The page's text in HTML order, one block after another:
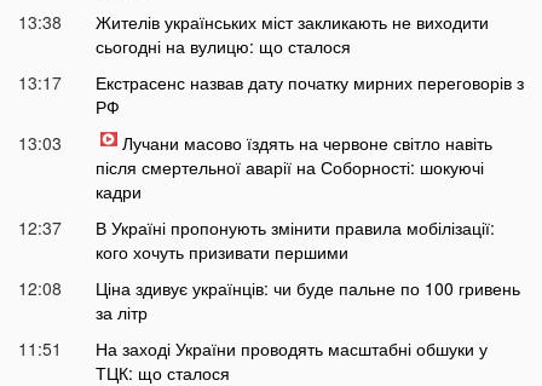
13:38
Жителів українських міст закликають не виходити
сьогодні на вулицю: що сталося
13:17
Екстрасенс назвав дату початку мирних переговорів з
РФ
13:03
Лучани масово їздять на червоне світло навіть
після смертельної аварії на Соборності: шокуючі
кадри
12:37
В Україні пропонують змінити правила мобілізації:
кого хочуть призивати першими
12:08
Ціна здивує українців: чи буде пальне по 100 гривень
за літр
11:51
На заході України проводять масштабні обшуки у
ТЦК: що сталося